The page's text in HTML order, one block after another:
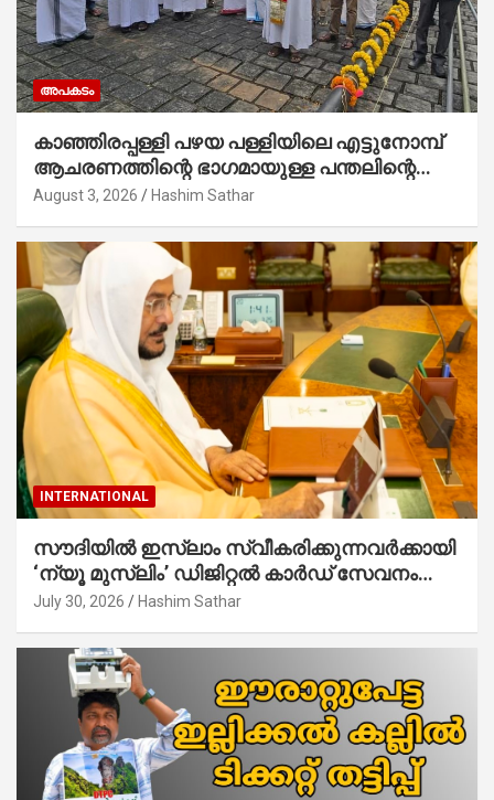
അപകടം
കാഞ്ഞിരപ്പള്ളി പഴയ പള്ളിയിലെ എട്ടുനോമ്പ്
ആചരണത്തിന്റെ ഭാഗമായുള്ള പന്തലിന്റെ
കാൽനാട്ട് കർമ്മം ആർച്ച് പ്രീസ്റ്റ് വെരി.
August 3, 2026 Hashim Sathar
INTERNATIONAL
സൗദിയില്‍ ഇസ്‌ലാം സ്വീകരിക്കുന്നവര്‍ക്കായി
‘ന്യൂ മുസ്ലിം’ ഡിജിറ്റല്‍ കാര്‍ഡ് സേവനം
ആരംഭിച്ചു
July 30, 2026 Hashim Sathar